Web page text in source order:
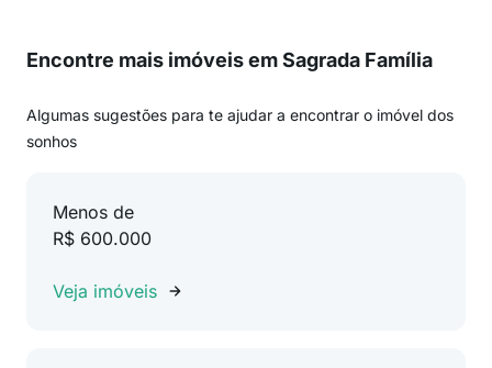
Encontre mais imóveis em Sagrada Família
Algumas sugestões para te ajudar a encontrar o imóvel dos
sonhos
Menos de
R$ 600.000
Veja imóveis